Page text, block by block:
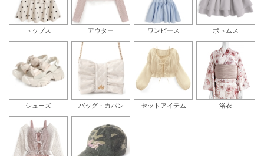
トップス アウター ワンピース ボトムス
シューズ バッグ・カバン セットアイテム 浴衣